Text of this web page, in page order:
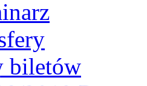
biletów